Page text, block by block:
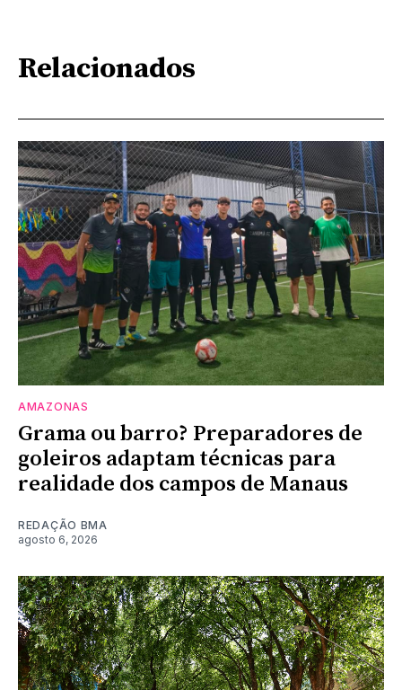
Relacionados
AMAZONAS
Grama ou barro? Preparadores de
goleiros adaptam técnicas para
realidade dos campos de Manaus
REDAÇÃO BMA
agosto 6, 2026